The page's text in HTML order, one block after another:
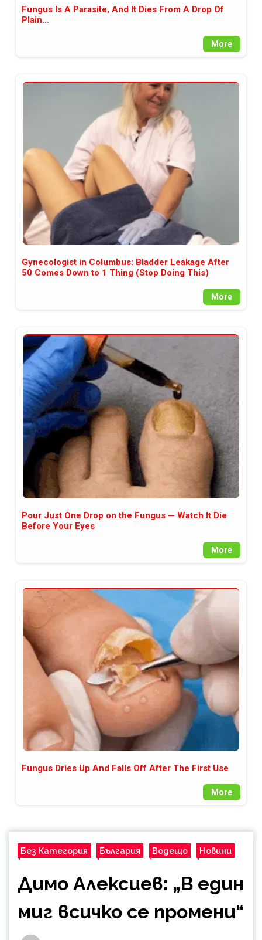
Fungus Is A Parasite, And It Dies From A Drop Of
Plain...
More
Gynecologist in Columbus: Bladder Leakage After
50 Comes Down to 1 Thing (Stop Doing This)
More
Pour Just One Drop on the Fungus — Watch It Die
Before Your Eyes
More
Fungus Dries Up And Falls Off After The First Use
More
Без Категория България Водещо Новини
Димо Алексиев: „В един
миг всичко се промени“